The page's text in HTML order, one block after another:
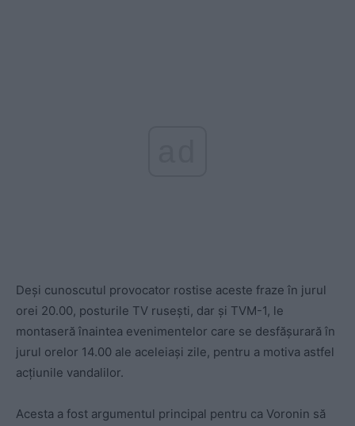
Deşi cunoscutul provocator rostise aceste fraze în jurul
orei 20.00, posturile TV ruseşti, dar şi TVM-1, le
montaseră înaintea evenimentelor care se desfăşurară în
jurul orelor 14.00 ale aceleiaşi zile, pentru a motiva astfel
acţiunile vandalilor.
Acesta a fost argumentul principal pentru ca Voronin să